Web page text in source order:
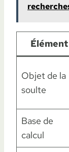
Élément
Objet de la
soulte
Base de
calcul